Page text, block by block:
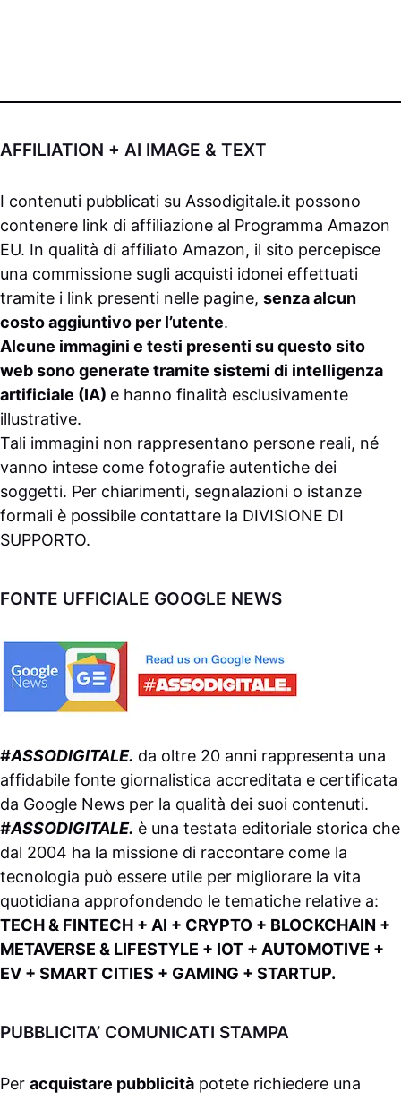
AFFILIATION + AI IMAGE & TEXT
I contenuti pubblicati su Assodigitale.it possono
contenere link di affiliazione al Programma Amazon
EU. In qualità di affiliato Amazon, il sito percepisce
una commissione sugli acquisti idonei effettuati
tramite i link presenti nelle pagine, senza alcun
costo aggiuntivo per l’utente.
Alcune immagini e testi presenti su questo sito
web sono generate tramite sistemi di intelligenza
artificiale (IA) e hanno finalità esclusivamente
illustrative.
Tali immagini non rappresentano persone reali, né
vanno intese come fotografie autentiche dei
soggetti. Per chiarimenti, segnalazioni o istanze
formali è possibile contattare la DIVISIONE DI
SUPPORTO.
FONTE UFFICIALE GOOGLE NEWS
#ASSODIGITALE. da oltre 20 anni rappresenta una
affidabile fonte giornalistica accreditata e certificata
da Google News per la qualità dei suoi contenuti.
#ASSODIGITALE. è una testata editoriale storica che
dal 2004 ha la missione di raccontare come la
tecnologia può essere utile per migliorare la vita
quotidiana approfondendo le tematiche relative a:
TECH & FINTECH + AI + CRYPTO + BLOCKCHAIN +
METAVERSE & LIFESTYLE + IOT + AUTOMOTIVE +
EV + SMART CITIES + GAMING + STARTUP.
PUBBLICITA’ COMUNICATI STAMPA
Per acquistare pubblicità potete richiedere una